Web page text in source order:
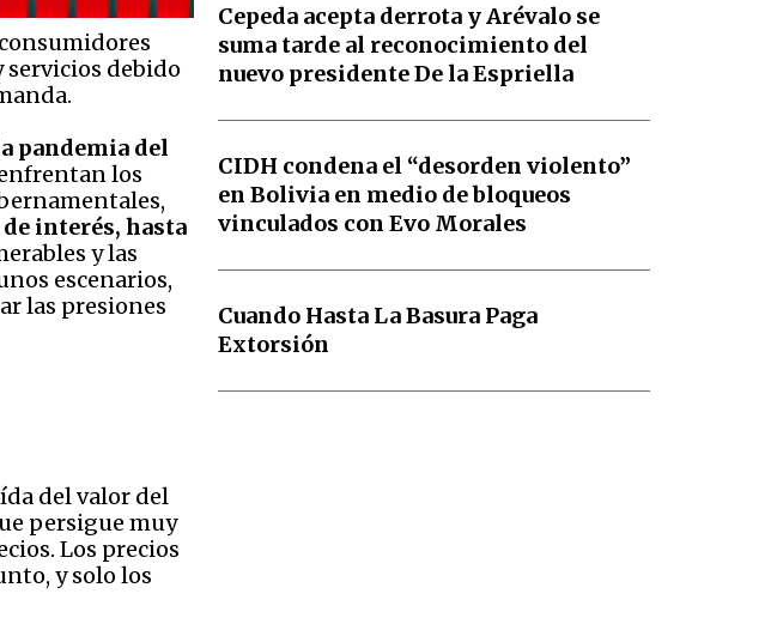
servicios debido
pandemia del
los
interés, hasta
y las
escenarios,
las presiones
del valor del
persigue muy
Los precios
y solo los
Cepeda acepta derrota y Arévalo se
suma tarde al reconocimiento del
nuevo presidente De la Espriella
CIDH condena el “desorden violento”
en Bolivia en medio de bloqueos
vinculados con Evo Morales
Cuando Hasta La Basura Paga
Extorsión